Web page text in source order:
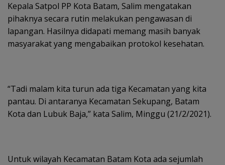
Kepala Satpol PP Kota Batam, Salim mengatakan
pihaknya secara rutin melakukan pengawasan di
lapangan. Hasilnya didapati memang masih banyak
masyarakat yang mengabaikan protokol kesehatan.
“Tadi malam kita turun ada tiga Kecamatan yang kita
pantau. Di antaranya Kecamatan Sekupang, Batam
Kota dan Lubuk Baja,” kata Salim, Minggu (21/2/2021).
Untuk wilayah Kecamatan Batam Kota ada sejumlah